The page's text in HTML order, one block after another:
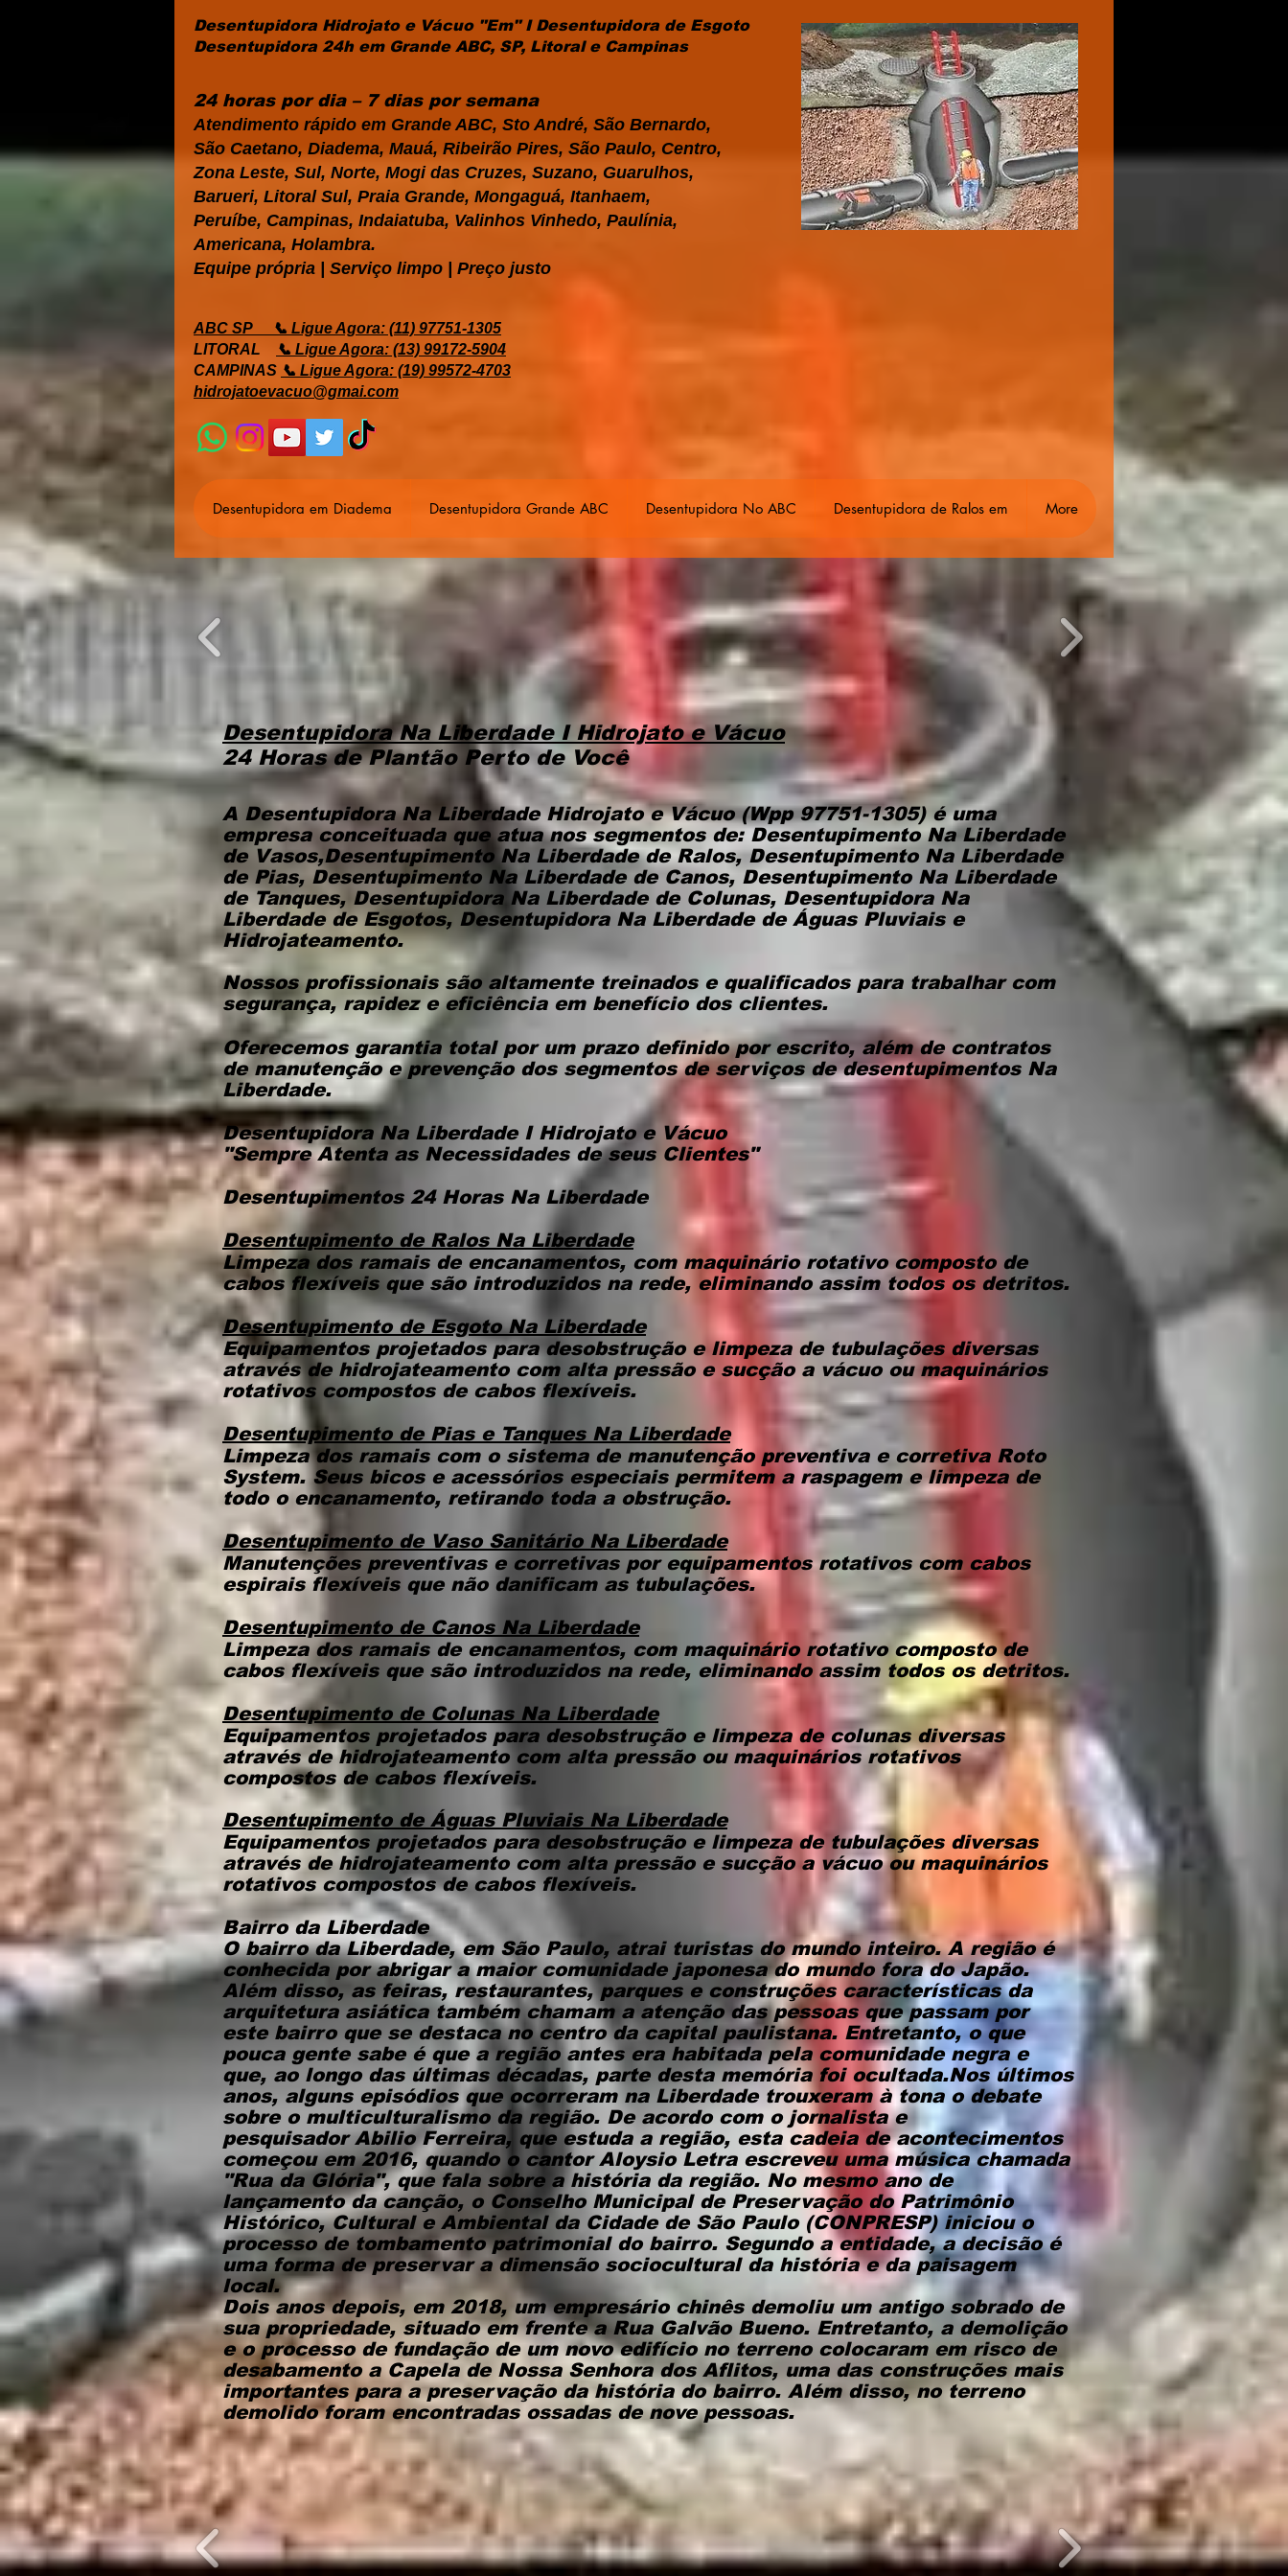
Desentupidora Hidrojato e Vácuo "Em" I Desentupidora de Esgoto
Desentupidora 24h em Grande ABC, SP, Litoral e Campinas
24 horas por dia – 7 dias por semana
Atendimento rápido em Grande ABC, Sto André, São Bernardo,
São Caetano, Diadema, Mauá, Ribeirão Pires, São Paulo, Centro,
Zona Leste, Sul, Norte, Mogi das Cruzes, Suzano, Guarulhos,
Barueri, Litoral Sul, Praia Grande, Mongaguá, Itanhaem,
Peruíbe, Campinas, Indaiatuba, Valinhos Vinhedo, Paulínia,
Americana, Holambra.
Equipe própria | Serviço limpo | Preço justo
ABC SP
📞 Ligue Agora: (11) 97751-1305
LITORAL
📞 Ligue Agora: (13) 99172-5904
CAMPINAS 📞 Ligue Agora: (19) 99572-4703
hidrojatoevacuo@gmai.com
Desentupidora em Diadema Desentupidora Grande ABC Desentupidora No ABC Desentupidora de Ralos em More
Desentupidora Na Liberdade I Hidrojato e Vácuo
24 Horas de Plantão Perto de Você
A Desentupidora Na Liberdade Hidrojato e Vácuo (Wpp 97751-1305) é uma
empresa conceituada que atua nos segmentos de: Desentupimento Na Liberdade
de Vasos,Desentupimento Na Liberdade de Ralos, Desentupimento Na Liberdade
de Pias, Desentupimento Na Liberdade de Canos, Desentupimento Na Liberdade
de Tanques, Desentupidora Na Liberdade de Colunas, Desentupidora Na
Liberdade de Esgotos, Desentupidora Na Liberdade de Águas Pluviais e
Hidrojateamento.
Nossos profissionais são altamente treinados e qualificados para trabalhar com
segurança, rapidez e eficiência em benefício dos clientes.
Oferecemos garantia total por um prazo definido por escrito, além de contratos
de manutenção e prevenção dos segmentos de serviços de desentupimentos Na
Liberdade.
Desentupidora Na Liberdade I Hidrojato e Vácuo
"Sempre Atenta as Necessidades de seus Clientes"
Desentupimentos 24 Horas Na Liberdade
Desentupimento de Ralos Na Liberdade
Limpeza dos ramais de encanamentos, com maquinário rotativo composto de
cabos flexíveis que são introduzidos na rede, eliminando assim todos os detritos.
Desentupimento de EsgotoNa Liberdade
Equipamentos projetados para desobstrução e limpeza de tubulações diversas
através de hidrojateamento com alta pressão e sucção a vácuo ou maquinários
rotativos compostos de cabos flexíveis.
Desentupimento de Pias e Tanques Na Liberdade
Limpeza dos ramais com o sistema de manutenção preventiva e corretiva Roto
System. Seus bicos e acessórios especiais permitem a raspagem e limpeza de
todo o encanamento, retirando toda a obstrução.
Desentupimento de Vaso Sanitário Na Liberdade
Manutenções preventivas e corretivas por equipamentos rotativos com cabos
espirais flexíveis que não danificam as tubulações.
Desentupimento de Canos Na Liberdade
Limpeza dos ramais de encanamentos, com maquinário rotativo composto de
cabos flexíveis que são introduzidos na rede, eliminando assim todos os detritos.
Desentupimento de Colunas Na Liberdade
Equipamentos projetados para desobstrução e limpeza de colunas diversas
através de hidrojateamento com alta pressão ou maquinários rotativos
compostos de cabos flexíveis.
Desentupimento de Águas Pluviais Na Liberdade
Equipamentos projetados para desobstrução e limpeza de tubulações diversas
através de hidrojateamento com alta pressão e sucção a vácuo ou maquinários
rotativos compostos de cabos flexíveis.
Bairro da Liberdade
O bairro da Liberdade, em São Paulo, atrai turistas do mundo inteiro. A região é
conhecida por abrigar a maior comunidade japonesa do mundo fora do Japão.
Além disso, as feiras, restaurantes, parques e construções características da
arquitetura asiática também chamam a atenção das pessoas que passam por
este bairro que se destaca no centro da capital paulistana. Entretanto, o que
pouca gente sabe é que a região antes era habitada pela comunidade negra e
que, ao longo das últimas décadas, parte desta memória foi ocultada.Nos últimos
anos, alguns episódios que ocorreram na Liberdade trouxeram à tona o debate
sobre o multiculturalismo da região. De acordo com o jornalista e
pesquisadorAbilio Ferreira, que estuda a região, esta cadeia de acontecimentos
começou em 2016, quando o cantor Aloysio Letra escreveu uma música chamada
"Rua da Glória", que fala sobre a história da região. No mesmo ano de
lançamento da canção, o Conselho Municipal de Preservação do Patrimônio
Histórico, Cultural e Ambiental da Cidade de São Paulo (CONPRESP) iniciou o
processo de tombamento patrimonial do bairro. Segundo a entidade, a decisão é
uma forma de preservar a dimensão sociocultural da história e da paisagem
local.
Dois anos depois, em 2018, um empresário chinês demoliu um antigo sobrado de
sua propriedade, situado em frente a Rua Galvão Bueno. Entretanto, a demolição
e o processo de fundação de um novo edifício no terreno colocaram em risco de
desabamento a Capela de Nossa Senhora dos Aflitos, uma das construções mais
importantes para a preservação da história do bairro. Além disso, no terreno
demolido foram encontradas ossadas de nove pessoas.